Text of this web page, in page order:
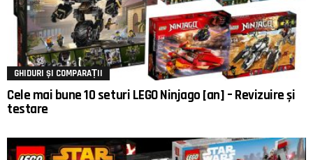
GHIDURI ȘI COMPARAȚII
Cele mai bune 10 seturi LEGO Ninjago [an] – Revizuire și
testare